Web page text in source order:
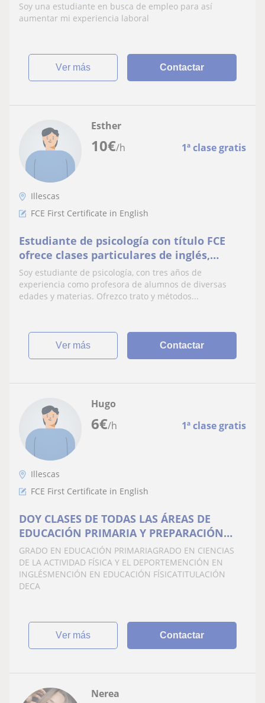
Soy una estudiante en busca de empleo para así
aumentar mi experiencia laboral
ver más Contactar
10€/h 1ª clase gratis
Esther
Illescas
FCE First Certificate in English
Estudiante de psicología con título FCE
ofrece clases particulares de inglés,
lengua, historia, biología
Soy estudiante de psicología, con tres años de
experiencia como profesora de alumnos de diversas
edades y materias. Ofrezco trato y métodos...
ver más Contactar
6€/h 1ª clase gratis
Hugo
Illescas
FCE First Certificate in English
DOY CLASES DE TODAS LAS ÁREAS DE
EDUCACIÓN PRIMARIA Y PREPARACIÓN
FÍSICA
GRADO EN EDUCACIÓN PRIMARIAGRADO EN CIENCIAS
DE LA ACTIVIDAD FÍSICA Y EL DEPORTEMENCIÓN EN
INGLÉSMENCIÓN EN EDUCACIÓN FÍSICATITULACIÓN
DECA
ver más Contactar
Nerea